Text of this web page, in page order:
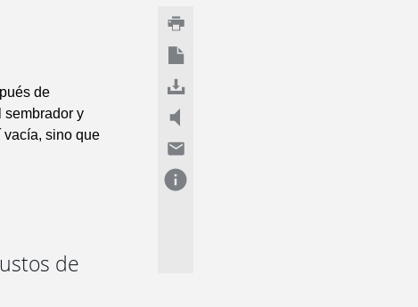
de
sembrador y
vacía, sino que
de